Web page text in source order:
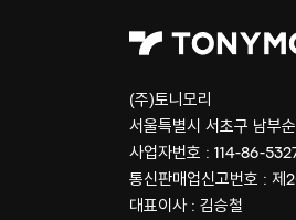
(주)토니모리
서울특별시 서초구 남부
사업자번호 : 114-86-
통신판매업신고번호 : 제
대표이사 : 김승철